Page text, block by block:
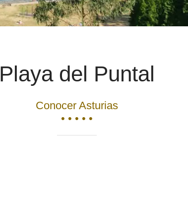
Playa del Puntal
Conocer Asturias
• • • • •